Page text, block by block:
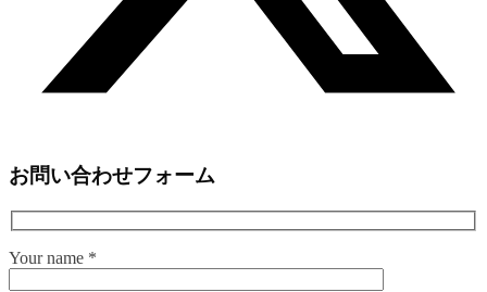
お問い合わせフォーム
Your name *